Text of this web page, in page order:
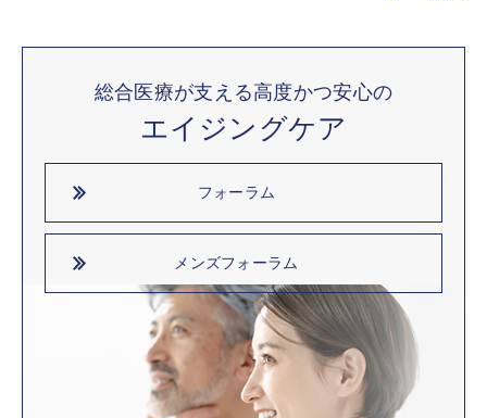
総合医療が支える高度かつ安心の
エイジングケア
フォーラム
メンズフォーラム